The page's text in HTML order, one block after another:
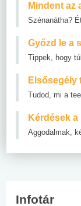
Mindent az
Szénanátha?
Győzd le a
Tippek, hogy
Elsősegély
Tudod, mi a
Kérdések
Aggodalmak,
Infotár